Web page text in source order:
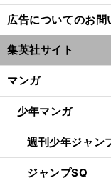
広告についてのお問
集英社サイト
マンガ
少年マンガ
週刊少年ジャン
ジャンプSQ